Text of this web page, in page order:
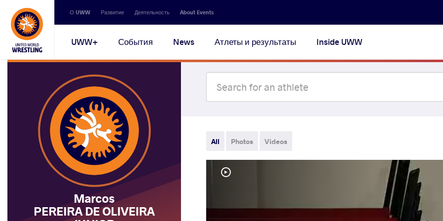
Secondary
navigation
О UWW Развитие Деятельность About Events
Main
navigation
UWW+ События News Атлеты и результаты Inside UWW
Marcos
PEREIRA DE OLIVEIRA
All Photos Videos